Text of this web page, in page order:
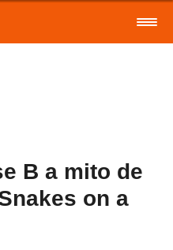
B a mito de
on a